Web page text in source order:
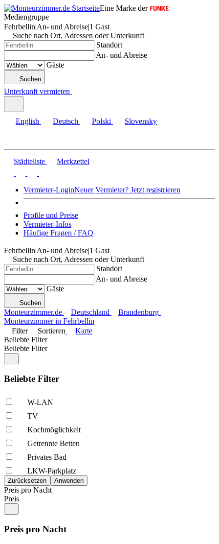
Eine Marke der
Mediengruppe
Fehrbellin|An- und Abreise|1 Gast
Suche nach Ort, Adressen oder Unterkunft
Standort
An- und Abreise
Gäste
Suchen
Unterkunft vermieten
English Deutsch Polski Slovensky
Städteliste Merkzettel
Vermieter-LoginNeuer Vermieter? Jetzt registrieren
Profile und Preise
Vermieter-Infos
Häufige Fragen / FAQ
Fehrbellin|An- und Abreise|1 Gast
Suche nach Ort, Adressen oder Unterkunft
Standort
An- und Abreise
Gäste
Suchen
Monteurzimmer.de Deutschland
Brandenburg
Monteurzimmer in Fehrbellin
Filter
Sortieren
Karte
Beliebte Filter
Beliebte Filter
Beliebte Filter
W-LAN
TV
Kochmöglich­keit
Getrennte Betten
Privates Bad
LKW-Parkplatz
Preis pro Nacht
Preis
Preis pro Nacht